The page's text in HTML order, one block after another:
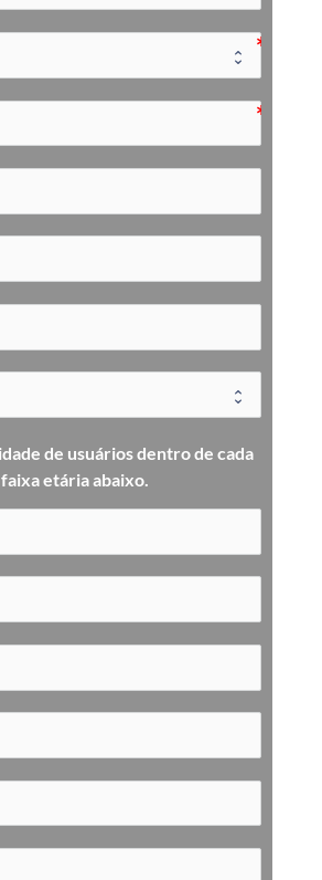
faixa etária abaixo.